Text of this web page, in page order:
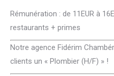
Rémunération : de 11EUR à
restaurants + primes
Notre agence Fidérim
clients un « Plombier (H/F) » !